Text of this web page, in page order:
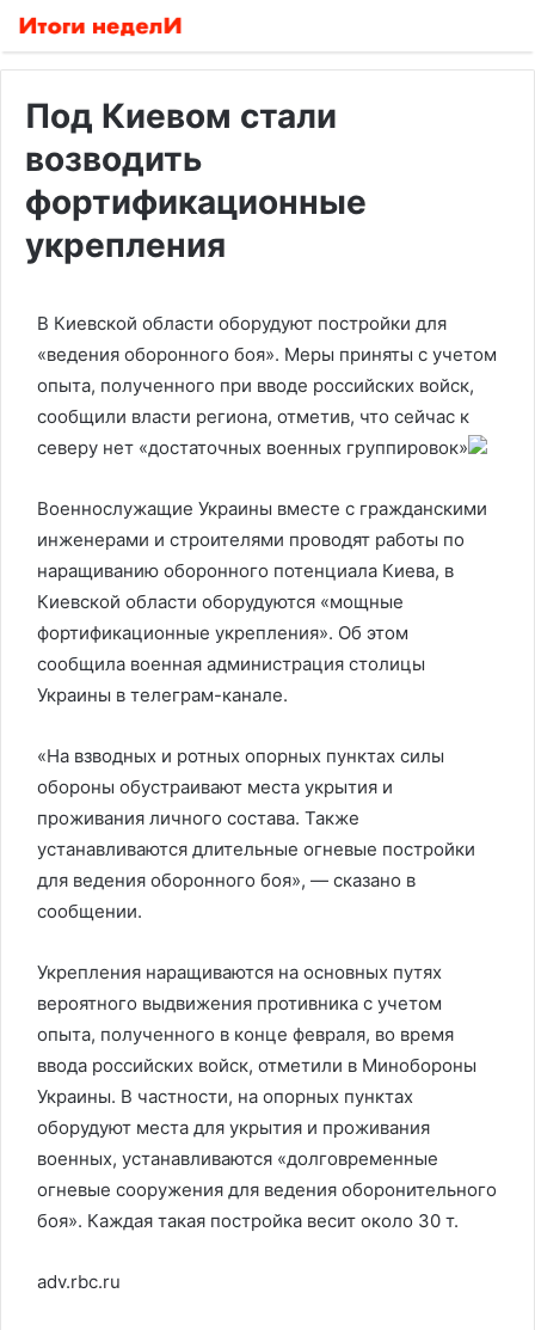
Под Киевом стали
возводить
фортификационные
укрепления
В Киевской области оборудуют постройки для
«ведения оборонного боя». Меры приняты с учетом
опыта, полученного при вводе российских войск,
сообщили власти региона, отметив, что сейчас к
северу нет «достаточных военных группировок»
Военнослужащие Украины вместе с гражданскими
инженерами и строителями проводят работы по
наращиванию оборонного потенциала Киева, в
Киевской области оборудуются «мощные
фортификационные укрепления». Об этом
сообщила военная администрация столицы
Украины в телеграм-канале.
«На взводных и ротных опорных пунктах силы
обороны обустраивают места укрытия и
проживания личного состава. Также
устанавливаются длительные огневые постройки
для ведения оборонного боя», — сказано в
сообщении.
Укрепления наращиваются на основных путях
вероятного выдвижения противника с учетом
опыта, полученного в конце февраля, во время
ввода российских войск, отметили в Минобороны
Украины. В частности, на опорных пунктах
оборудуют места для укрытия и проживания
военных, устанавливаются «долговременные
огневые сооружения для ведения оборонительного
боя». Каждая такая постройка весит около 30 т.
adv.rbc.ru